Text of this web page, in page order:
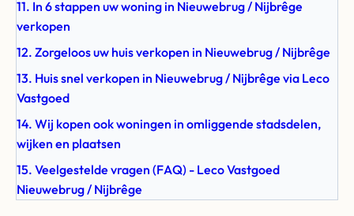
11. In 6 stappen uw woning in Nieuwebrug / Nijbrêge
verkopen
12. Zorgeloos uw huis verkopen in Nieuwebrug / Nijbrêge
13. Huis snel verkopen in Nieuwebrug / Nijbrêge via Leco
Vastgoed
14. Wij kopen ook woningen in omliggende stadsdelen,
wijken en plaatsen
15. Veelgestelde vragen (FAQ) - Leco Vastgoed
Nieuwebrug / Nijbrêge